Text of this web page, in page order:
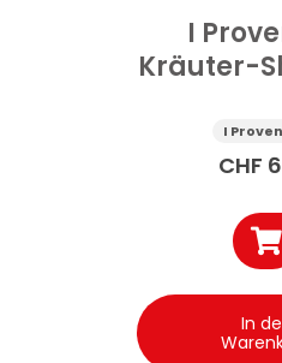
I
Kräuter-
reinem
250
I
CHF
In